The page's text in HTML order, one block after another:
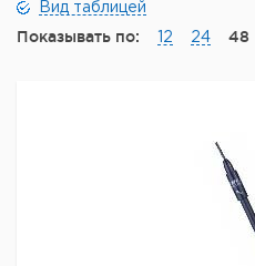
Вид таблицей
Показывать по: 12 24 48